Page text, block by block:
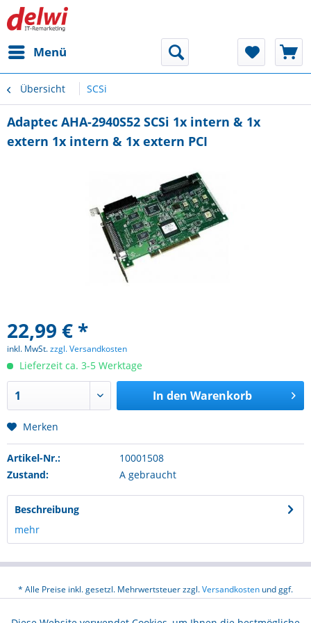
Menü
Übersicht SCSi
Adaptec AHA-2940S52 SCSi 1x intern & 1x
extern 1x intern & 1x extern PCI
22,99 € *
inkl. MwSt.zzgl. Versandkosten
Lieferzeit ca. 3-5 Werktage
In den Warenkorb
Merken
Artikel-Nr.:
10001508
Zustand:
A gebraucht
Beschreibung
mehr
* Alle Preise inkl. gesetzl. Mehrwertsteuer zzgl.Versandkosten und ggf.